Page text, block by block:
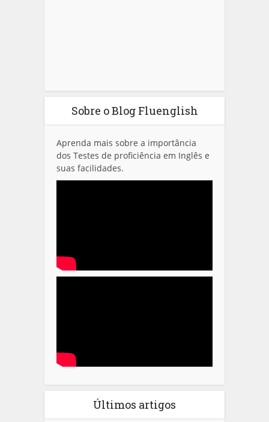
Sobre o Blog Fluenglish
Aprenda mais sobre a importância
dos Testes de proficiência em Inglês e
suas facilidades.
Últimos artigos